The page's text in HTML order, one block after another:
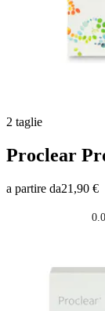
2 taglie
Proclear
a partire da21,90 €
0.0